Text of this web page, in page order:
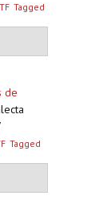
Tagged
de
Tagged